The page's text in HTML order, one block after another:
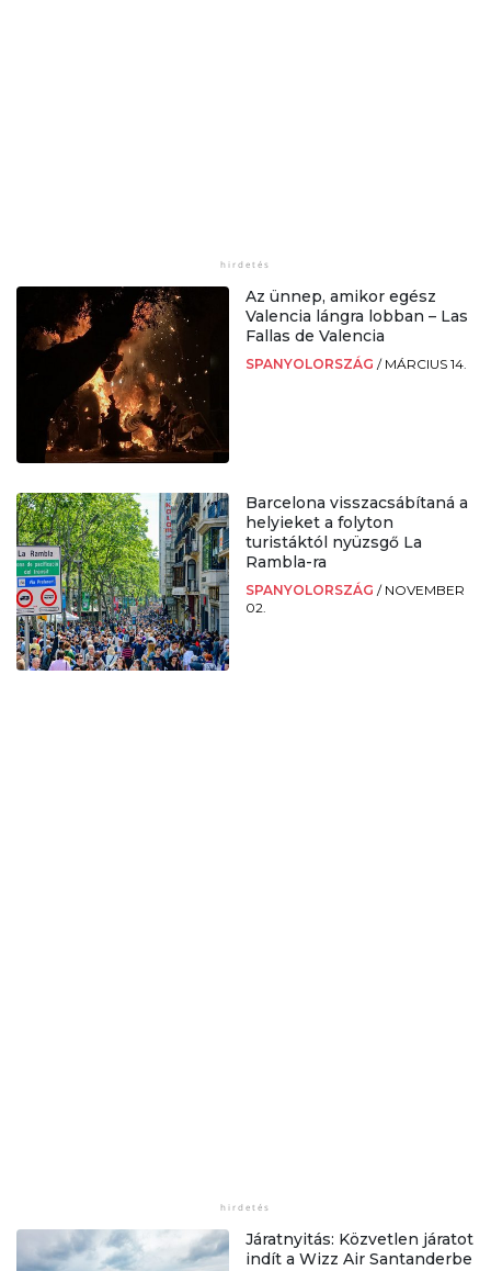
Az ünnep, amikor egész
Valencia lángra lobban – Las
Fallas de Valencia
SPANYOLORSZÁG / MÁRCIUS 14.
Barcelona visszacsábítaná a
helyieket a folyton
turistáktól nyüzsgő La
Rambla-ra
SPANYOLORSZÁG / NOVEMBER
02.
Járatnyitás: Közvetlen járatot
indít a Wizz Air Santanderbe